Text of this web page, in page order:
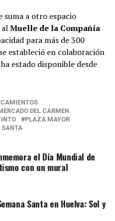
suma a otro espacio
Muelle de la Compañía
para más de 300
estableció en colaboración
estado disponible desde
DEL CARMEN
PLAZA MAYOR
el Día Mundial de
con un mural
Santa en Huelva: Sol y